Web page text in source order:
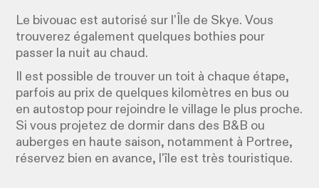
Le bivouac est autorisé sur l'Île de Skye. Vous
trouverez également quelques bothies pour
passer la nuit au chaud.
Il est possible de trouver un toit à chaque étape,
parfois au prix de quelques kilomètres en bus ou
en autostop pour rejoindre le village le plus proche.
Si vous projetez de dormir dans des B&B ou
auberges en haute saison, notamment à Portree,
réservez bien en avance, l'île est très touristique.